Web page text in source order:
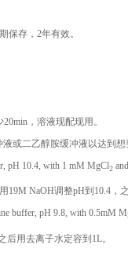
保存， 2年有效。
20min ，溶液现配现用。
或二乙醇胺缓冲液以达到
pH 10.4, with 1 mM MgCl2
19M NaOH调整pH到 10.4 ，
buffer, pH 9.8, with 0.5mM
后用去离子水定容到1L。